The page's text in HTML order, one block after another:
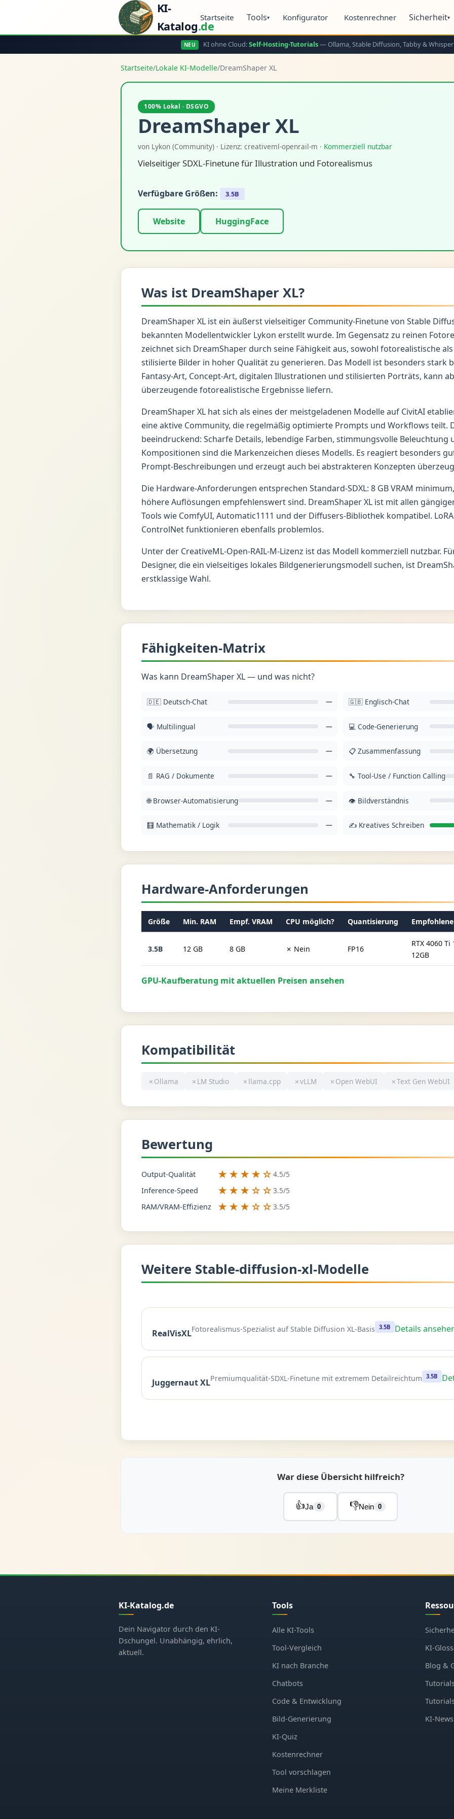
KI-
Katalog.de
Startseite Tools▾ Konfigurator Kostenrechner Sicherheit▾
NEU KI ohne Cloud:Self-Hosting-Tutorials— Ollama, Stable Diffusion, Tabby &
Startseite/Lokale KI-Modelle/DreamShaper XL
100% Lokal · DSGVO
DreamShaper XL
von Lykon (Community) · Lizenz: creativeml-openrail-m · Kommerziell nutzbar
Vielseitiger SDXL-Finetune für Illustration und Fotorealismus
Verfügbare Größen: 3.5B
Website HuggingFace
Was ist DreamShaper XL?
DreamShaper XL ist ein äußerst vielseitiger Community-Finetune von Stable
bekannten Modellentwickler Lykon erstellt wurde. Im Gegensatz zu reinen
zeichnet sich DreamShaper durch seine Fähigkeit aus, sowohl fotorealistische
stilisierte Bilder in hoher Qualität zu generieren. Das Modell ist besonders stark
Fantasy-Art, Concept-Art, digitalen Illustrationen und stilisierten Porträts, kann
überzeugende fotorealistische Ergebnisse liefern.
DreamShaper XL hat sich als eines der meistgeladenen Modelle auf CivitAI
eine aktive Community, die regelmäßig optimierte Prompts und Workflows teilt.
beeindruckend: Scharfe Details, lebendige Farben, stimmungsvolle Beleuchtung
Kompositionen sind die Markenzeichen dieses Modells. Es reagiert besonders
Prompt-Beschreibungen und erzeugt auch bei abstrakteren Konzepten
Die Hardware-Anforderungen entsprechen Standard-SDXL: 8 GB VRAM
höhere Auflösungen empfehlenswert sind. DreamShaper XL ist mit allen
Tools wie ComfyUI, Automatic1111 und der Diffusers-Bibliothek kompatibel.
ControlNet funktionieren ebenfalls problemlos.
Unter der CreativeML-Open-RAIL-M-Lizenz ist das Modell kommerziell nutzbar.
Designer, die ein vielseitiges lokales Bildgenerierungsmodell suchen, ist
erstklassige Wahl.
Fähigkeiten-Matrix
Was kann DreamShaper XL — und was nicht?
🇩🇪 Deutsch-Chat — 🇬🇧 Englisch-Chat
🗣️ Multilingual — 💻 Code-Generierung
🌍 Übersetzung — 📋 Zusammenfassung
📄 RAG / Dokumente — 🔧 Tool-Use / Function Calling
🌐 Browser-Automatisierung — 👁️ Bildverständnis
🧮 Mathematik / Logik — ✍️ Kreatives Schreiben
Hardware-Anforderungen
Größe Min. RAM Empf. VRAM CPU möglich? Quantisierung
3.5B 12 GB 8 GB ✗ Nein FP16
RTX 4060 Ti
12GB
GPU-Kaufberatung mit aktuellen Preisen ansehen
Kompatibilität
✗ Ollama ✗ LM Studio ✗ llama.cpp ✗vLLM ✗ Open WebUI ✗Text Gen WebUI
Bewertung
Output-Qualität ★★★★☆ 4.5/5
Inference-Speed
★★★☆☆ 3.5/5
RAM/VRAM-Effizienz
★★★☆☆ 3.5/5
Weitere Stable-diffusion-xl-Modelle
RealVisXLFotorealismus-Spezialist auf Stable Diffusion XL-Basis 3.5B Details
Juggernaut XLPremiumqualität-SDXL-Finetune mit extremem Detailreichtum 3.5B
War diese Übersicht hilfreich?
👍Ja 0 👎Nein 0
KI-Katalog.de
Dein Navigator durch den KI-
Dschungel. Unabhängig, ehrlich,
aktuell.
Tools
Alle KI-Tools
Tool-Vergleich
KI nach Branche
Chatbots
Code & Entwicklung
Bild-Generierung
KI-Quiz
Kostenrechner
Tool vorschlagen
Meine Merkliste
KI-
Blog &
KI-News